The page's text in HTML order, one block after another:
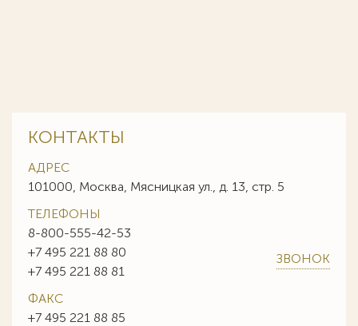
КОНТАКТЫ
АДРЕС
101000, Москва, Мясницкая ул., д. 13, стр. 5
ТЕЛЕФОНЫ
8-800-555-42-53
+7 495 221 88 80
+7 495 221 88 81
ЗВОНОК
ФАКС
+7 495 221 88 85